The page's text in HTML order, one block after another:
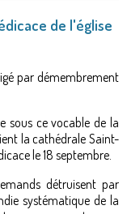
de l'église
par démembrement
sous ce vocable de la
la cathédrale Saint-
le 18 septembre.
détruisent par
systématique de la